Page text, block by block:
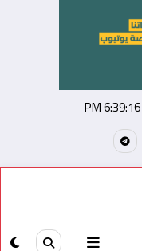
6:39:16 PM